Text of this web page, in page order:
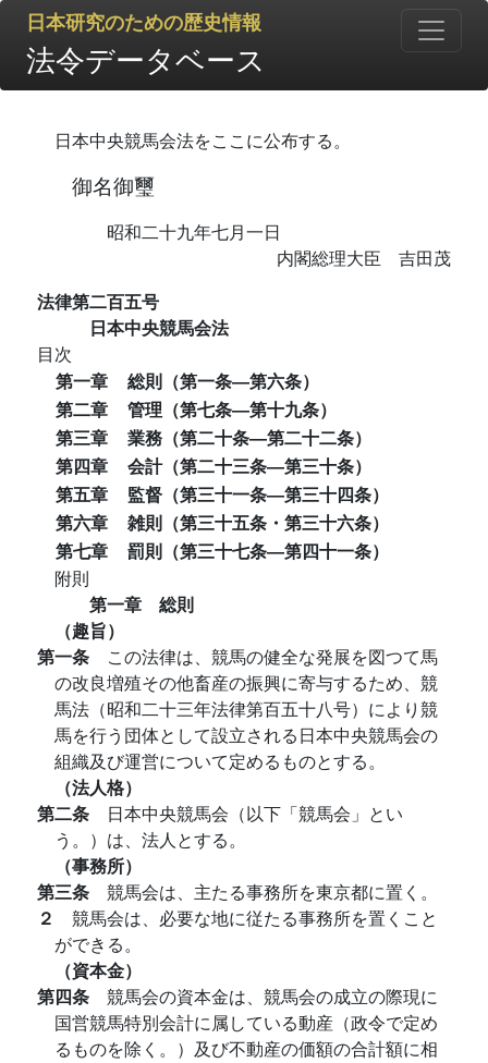
日本研究のための歴史情報
法令データベース
日本中央競馬会法をここに公布する。
御名御璽
昭和二十九年七月一日
内閣総理大臣 吉田茂
法律第二百五号
日本中央競馬会法
目次
第一章
総則（第一条―第六条）
第二章
管理（第七条―第十九条）
第三章
業務（第二十条―第二十二条）
第四章
会計（第二十三条―第三十条）
第五章
監督（第三十一条―第三十四条）
第六章
雑則（第三十五条・第三十六条）
第七章
罰則（第三十七条―第四十一条）
附則
第一章 総則
（趣旨）
第一条 この法律は、競馬の健全な発展を図つて馬
の改良増殖その他畜産の振興に寄与するため、競
馬法（昭和二十三年法律第百五十八号）により競
馬を行う団体として設立される日本中央競馬会の
組織及び運営について定めるものとする。
（法人格）
第二条 日本中央競馬会（以下「競馬会」とい
う。）は、法人とする。
（事務所）
第三条 競馬会は、主たる事務所を東京都に置く。
２ 競馬会は、必要な地に従たる事務所を置くこと
ができる。
（資本金）
第四条 競馬会の資本金は、競馬会の成立の際現に
国営競馬特別会計に属している動産（政令で定め
るものを除く。）及び不動産の価額の合計額に相